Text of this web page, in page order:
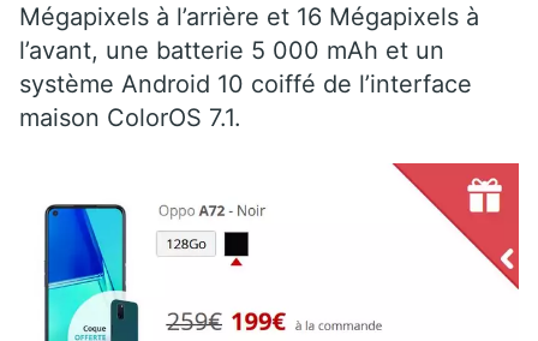
Mégapixels à l’arrière et 16 Mégapixels à
l’avant, une batterie 5 000 mAh et un
système Android 10 coiffé de l’interface
maison ColorOS 7.1.